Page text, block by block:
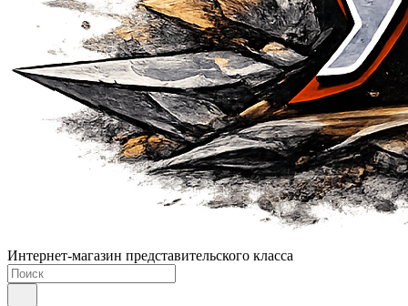
Интернет-магазин представительского класса